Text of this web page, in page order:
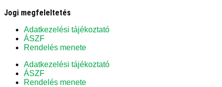
Jogi megfeleltetés
Adatkezelési tájékoztató
ÁSZF
Rendelés menete
Adatkezelési tájékoztató
ÁSZF
Rendelés menete